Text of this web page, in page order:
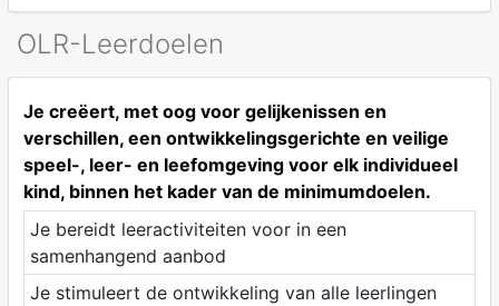
OLR-Leerdoelen
Je creëert, met oog voor gelijkenissen en
verschillen, een ontwikkelingsgerichte en veilige
speel-, leer- en leefomgeving voor elk individueel
kind, binnen het kader van de minimumdoelen.
Je bereidt leeractiviteiten voor in een
samenhangend aanbod
Je stimuleert de ontwikkeling van alle leerlingen